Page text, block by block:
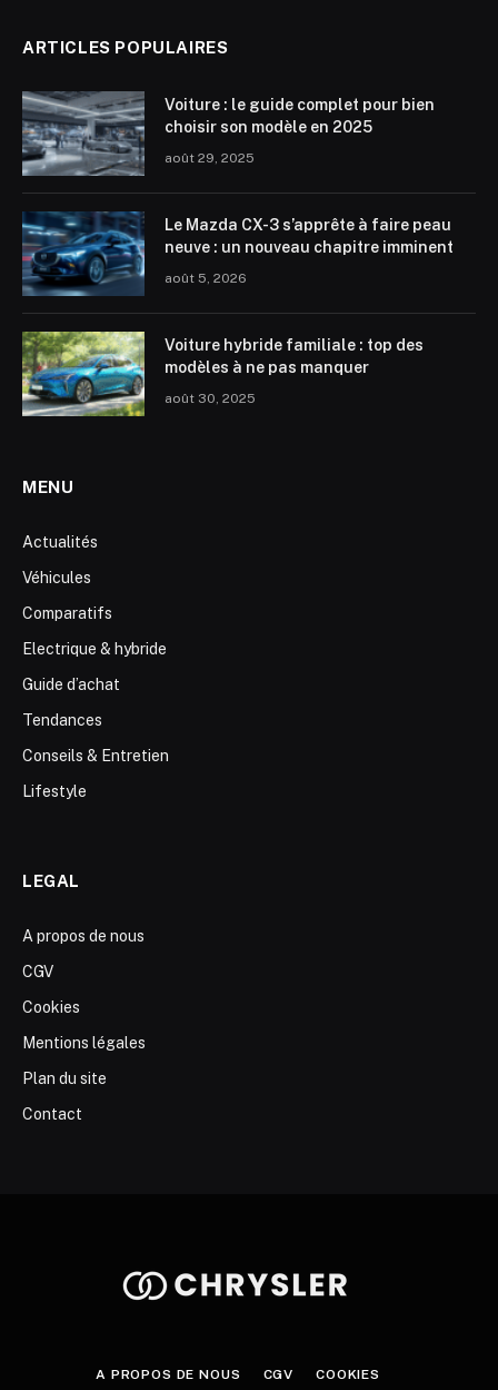
ARTICLES POPULAIRES
Voiture : le guide complet pour bien
choisir son modèle en 2025
août 29, 2025
Le Mazda CX-3 s’apprête à faire peau
neuve : un nouveau chapitre imminent
août 5, 2026
Voiture hybride familiale : top des
modèles à ne pas manquer
août 30, 2025
MENU
Actualités
Véhicules
Comparatifs
Electrique & hybride
Guide d’achat
Tendances
Conseils & Entretien
Lifestyle
LEGAL
A propos de nous
CGV
Cookies
Mentions légales
Plan du site
Contact
A PROPOS DE NOUS CGV COOKIES